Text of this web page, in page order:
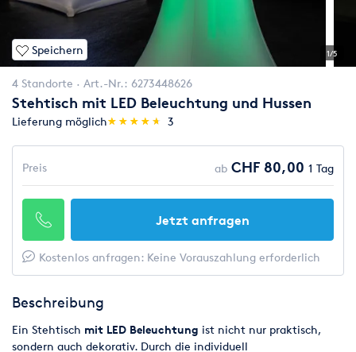
Speichern 1/5
4 Standorte Art.-Nr.: 6273448626
Stehtisch mit LED Beleuchtung und Hussen
Lieferung möglich(*)
★
★
(*)★
★
(*) ★
★
(*) ★
★
(*) ★
★ 3
Preis ab CHF 80,00 1 Tag
Jetzt anfragen
Kostenlos anfragen: Keine Vorauszahlung erforderlich
Beschreibung
Ein Stehtisch mit LED Beleuchtung ist nicht nur praktisch,
sondern auch dekorativ. Durch die individuell